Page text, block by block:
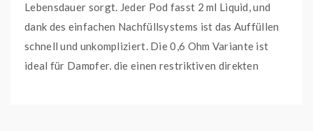
Lebensdauer sorgt. Jeder Pod fasst 2 ml Liquid, und
dank des einfachen Nachfüllsystems ist das Auffüllen
schnell und unkompliziert. Die 0,6 Ohm Variante ist
ideal für Dampfer, die einen restriktiven direkten